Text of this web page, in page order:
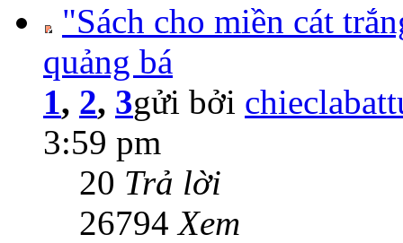
"Sách cho miền cát
quảng bá
1, 2, 3gửi bởi
3:59 pm
20 Trả lời
26794Xem